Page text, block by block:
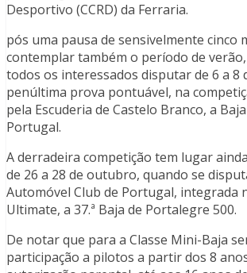
Desportivo (CCRD) da Ferraria.
pós uma pausa de sensivelmente cinco
contemplar também o período de
todos os interessados disputar de 6 a 8
penúltima prova pontuável, na
pela Escuderia de Castelo Branco, a
Portugal.
A derradeira competição tem lugar
de 26 a 28 de outubro, quando se
Automóvel Club de Portugal, integrada
Ultimate, a 37.ª Baja de Portalegre 500.
De notar que para a Classe Mini-Baja
participação a pilotos a partir dos 8